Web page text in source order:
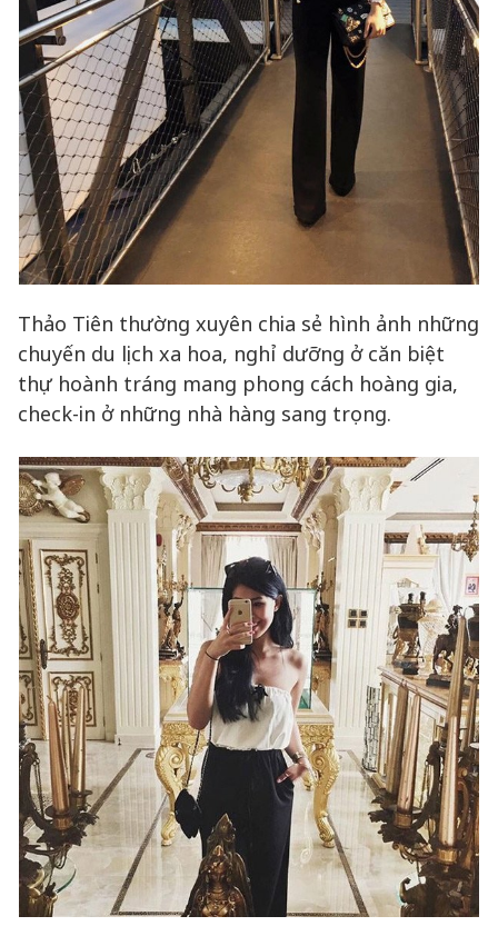
Thảo Tiên thường xuyên chia sẻ hình ảnh những
chuyến du lịch xa hoa, nghỉ dưỡng ở căn biệt
thự hoành tráng mang phong cách hoàng gia,
check-in ở những nhà hàng sang trọng.